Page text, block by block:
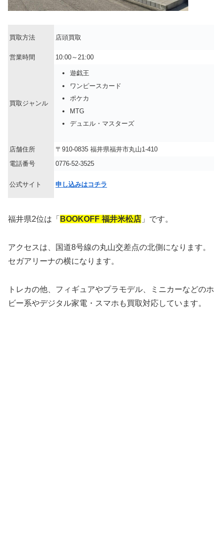
買取方法 店頭買取
営業時間 10:00～21:00
買取ジャンル
遊戯王
ワンピースカード
ポケカ
MTG
デュエル・マスターズ
店舗住所
〒910-0835 福井県福井市丸山1-410
電話番号
0776-52-3525
公式サイト 申し込みはコチラ
福井県2位は「 BOOKOFF 福井米松店 」です。
アクセスは、国道8号線の丸山交差点の北側になります。
セガアリーナの横になります。
トレカの他、フィギュアやプラモデル、ミニカーなどのホ
ビー系やデジタル家電・スマホも買取対応しています。